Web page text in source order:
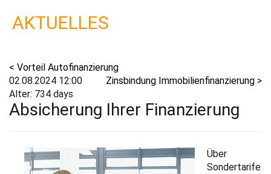
AKTUELLES
< Vorteil Autofinanzierung
Zinsbindung Immobilienfinanzierung >
02.08.2024 12:00
Alter: 734 days
Absicherung Ihrer Finanzierung
Über
Sondertarife